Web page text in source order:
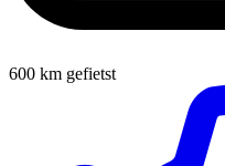
600 km gefietst